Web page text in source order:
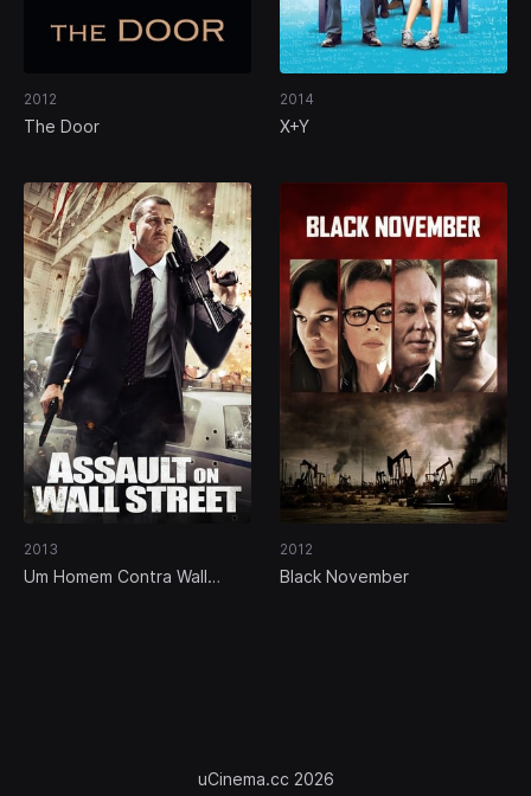
2012
The Door
2014
X+Y
2013
Um Homem Contra Wall
2012
Black November
uCinema.cc 2026